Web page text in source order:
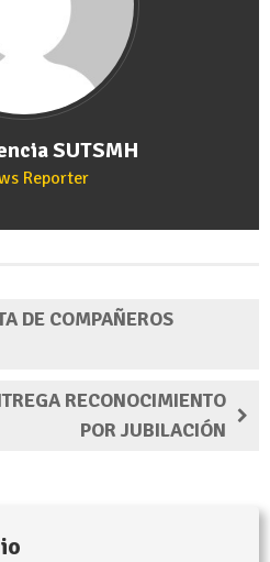
SUTSMH
Reporter
DE COMPAÑEROS
RECONOCIMIENTO
POR JUBILACIÓN